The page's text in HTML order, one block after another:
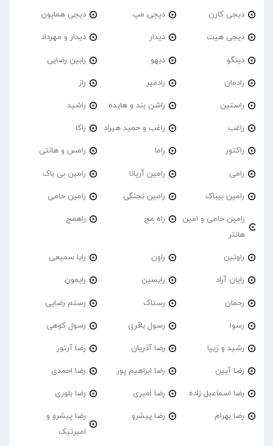
دیجی کارن دیجی مپ دیجی همایون
دیجی هیت دیدار دیدار و مهرداد
دینگو دیهو رابین رضایی
رادمان رادمیر راز
راستین راشن بند و هایده راشید
راغب راغب و حمید هیراد راکا
راکتور راما رامس و هانتی
رامی رامین آریانا رامین بی باک
رامین بیباک رامین تجنگی رامین حامی
رامین حامی و امین
هانتر
راه مج راهمج
راوتین راوِن رایا سمیعی
رایان آراد رایسین رایمون
رحمان رستاک رستم رضایی
رسوا رسول باقری رسول کوهی
رشید و زیپا رضا آذریان رضا آرتور
رضا آیین رضا ابراهیم پور رضا احمدی
رضا اسماعیل زاده رضا امیری رضا بلوری
رضا بهرام رضا پیشرو
رضا پیشرو و
امیرتیک